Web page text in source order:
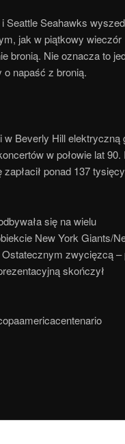
Seahawks
jak w piątkowy wieczór
bronią. Nie oznacza to
o napaść z bronią.
w Beverly Hill elektryczną
w połowie lat 90.
ponad 137 tysięcy
się na wielu
New York Giants/
zwycięzcą –
skończył